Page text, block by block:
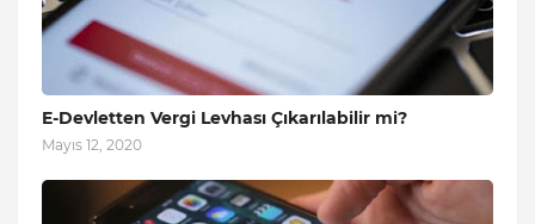
E-Devletten Vergi Levhası Çıkarılabilir mi?
Mayıs 12, 2020